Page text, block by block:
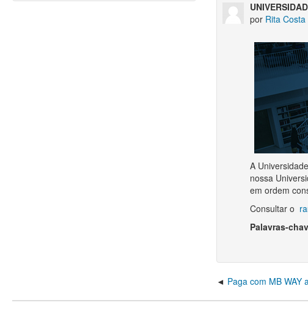
por Rita Costa
A
nossa
em ordem
Consultar o
Palavras-
Paga com MB WAY